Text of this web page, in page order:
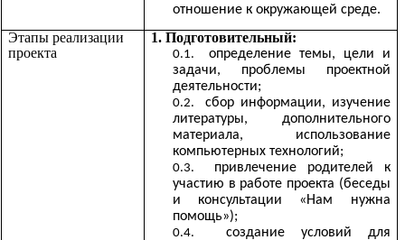
отношение к окружающей среде.
Этапы реализации
проекта
1. Подготовительный:
определение темы, цели и
задачи, проблемы проектной
деятельности;
сбор информации, изучение
литературы, дополнительного
материала, использование
компьютерных технологий;
привлечение родителей к
участию в работе проекта (беседы
и консультации «Нам нужна
помощь»);
создание условий для